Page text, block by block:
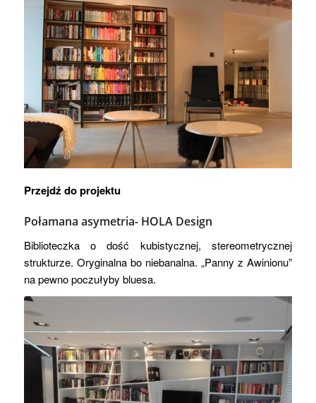
Przejdź do projektu
Połamana asymetria- HOLA Design
Biblioteczka o dość kubistycznej, stereometrycznej
strukturze. Oryginalna bo niebanalna. „Panny z Awinionu”
na pewno poczułyby bluesa.